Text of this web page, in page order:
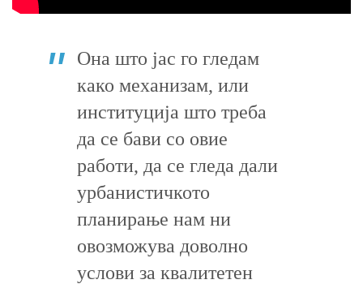
Она што јас го гледам
како механизам, или
институција што треба
да се бави со овие
работи, да се гледа дали
урбанистичкото
планирање нам ни
овозможува доволно
услови за квалитетен